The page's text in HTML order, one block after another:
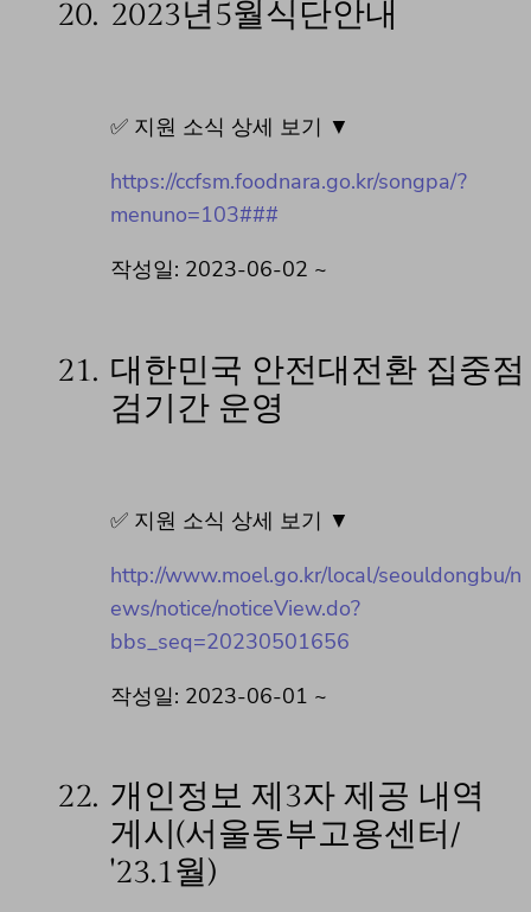
20. 2023년5월식단안내
✅ 지원 소식 상세 보기 ▼
https://ccfsm.foodnara.go.kr/songpa/?
menuno=103###
작성일: 2023-06-02 ~
21. 대한민국 안전대전환 집중점
검기간 운영
✅ 지원 소식 상세 보기 ▼
http://www.moel.go.kr/local/seouldongbu/n
ews/notice/noticeView.do?
bbs_seq=20230501656
작성일: 2023-06-01 ~
22. 개인정보 제3자 제공 내역
게시(서울동부고용센터/
'23.1월)